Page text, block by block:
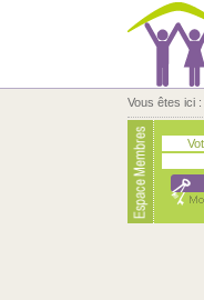
Vous êtes ici :